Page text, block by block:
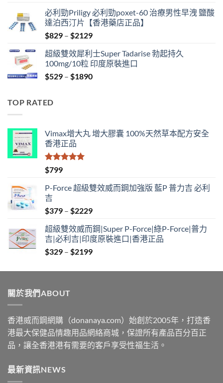
was:
$500.
is:
$399.
必利勁Priligy 必利勁poxet-60 治療男性早洩 鹽酸
達泊西汀片【香港藥店正品】
$829 – $2129Price
$829
through
$2129
超級雙效犀利士Super Tadarise 勃起持久
100mg/10粒 印度原裝進口
$529 – $1890Price
TOP RATED
Vimax增大丸 增大膠囊 100%天然草本配方安全
香港正品
評分
滿分 5
$799
P-Force 超級雙效威而鋼加強版 藍P 普力吉 必利
吉
$379 – $2229Price
$379
through
$2229
超級雙效威而鋼|Super P-Force|綠P-Force|普力
吉|必利吉|印度原裝進口|香港正品
$329 – $2199Price
$329
關於我們ABOUT
香港威而鋼網購（donanaya.com）始創於2005年，打造香
港最大保健品情趣用品網絡商城，保證所有產品百分百正
品，讓全香港港有需要的客戶享受性福生活。
最新資訊NEWS